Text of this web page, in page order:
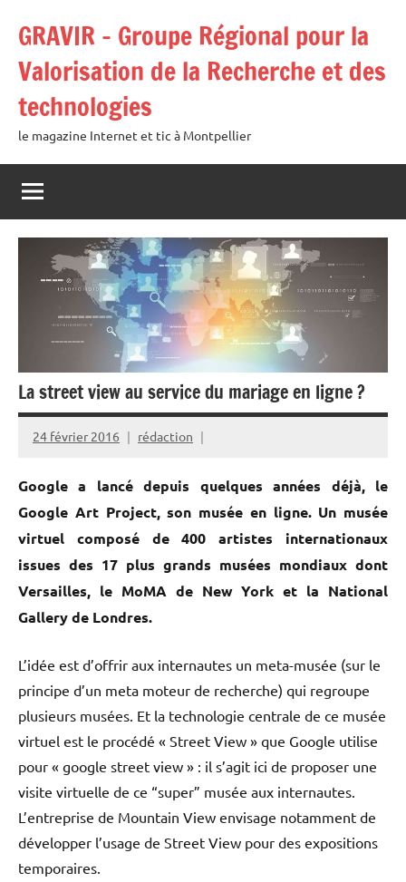
contenu
GRAVIR – Groupe Régional pour la
Valorisation de la Recherche et des
technologies
le magazine Internet et tic à Montpellier
La street view au service du mariage en ligne ?
24 février 2016 rédaction
Google a lancé depuis quelques années déjà, le
Google Art Project, son musée en ligne. Un musée
virtuel composé de 400 artistes internationaux
issues des 17 plus grands musées mondiaux dont
Versailles, le MoMA de New York et la National
Gallery de Londres.
L’idée est d’offrir aux internautes un meta-musée (sur le
principe d’un meta moteur de recherche) qui regroupe
plusieurs musées. Et la technologie centrale de ce musée
virtuel est le procédé « Street View » que Google utilise
pour « google street view » : il s’agit ici de proposer une
visite virtuelle de ce “super” musée aux internautes.
L’entreprise de Mountain View envisage notamment de
développer l’usage de Street View pour des expositions
temporaires.